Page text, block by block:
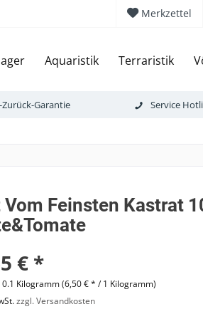
Merkzettel
Aquaristik Terraristik
Zurück-Garantie Service
Vom Feinsten Kastrat
€ *
0.1 Kilogramm (6,50 € * / 1 Kilogramm)
zzgl. Versandkosten